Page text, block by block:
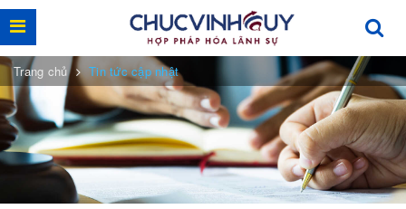
Trang chủ Tin tức cập nhật